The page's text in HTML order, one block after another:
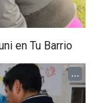
en Tu Barrio
...